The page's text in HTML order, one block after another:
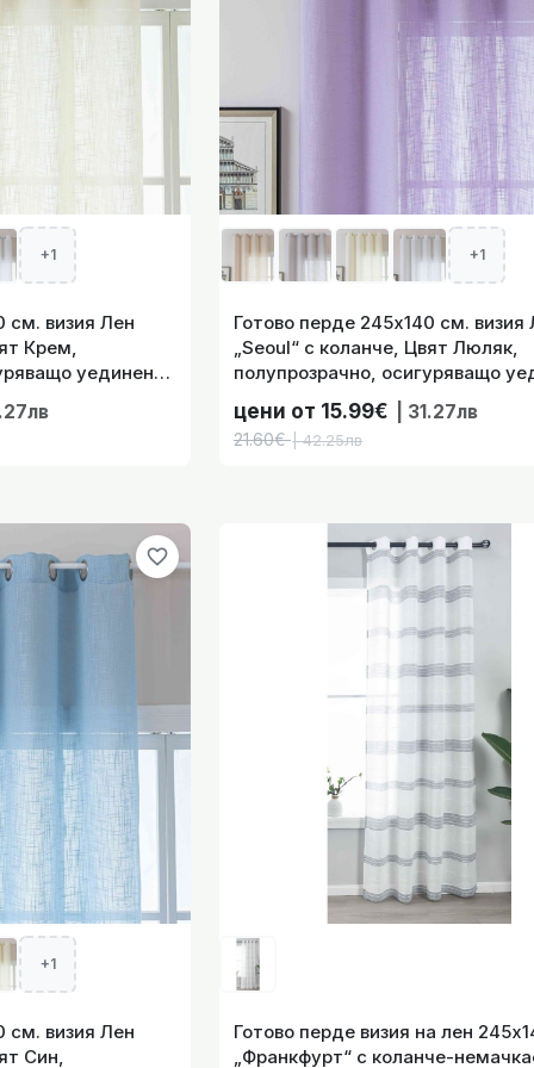
+1
см. визия Лен
Крем,
уединение
+1
Готово перде 245х140 см. визия
„Seoul“ с коланче, Цвят Люляк,
полупрозрачно, осигуряващо
код- 2024110-004
цени от 15.99€ | 31.27лв
21.60€ | 42.25лв
favorite_border
+1
см. визия Лен
Син,
Готово перде визия на лен
„Франкфурт“ с коланче-
см. визия Лен „Seoul“ с коланче, Цвят Пясъчен-Беж,
21.60€
| 42.25лв
21.60€
| 42.25лв
тръбен корниз
на лен 245х140 см. „Франкфурт“ с коланче-немачкаемо
тръбен корниз
Мрежа-Паяжина 245х140см. с вградени халки-капси